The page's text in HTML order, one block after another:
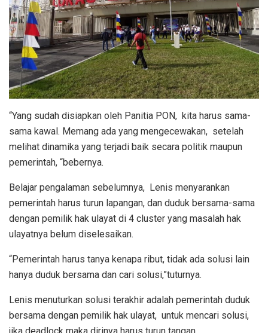
“Yang sudah disiapkan oleh Panitia PON, kita harus sama-
sama kawal. Memang ada yang mengecewakan, setelah
melihat dinamika yang terjadi baik secara politik maupun
pemerintah, “bebernya.
Belajar pengalaman sebelumnya, Lenis menyarankan
pemerintah harus turun lapangan, dan duduk bersama-sama
dengan pemilik hak ulayat di 4 cluster yang masalah hak
ulayatnya belum diselesaikan.
“Pemerintah harus tanya kenapa ribut, tidak ada solusi lain
hanya duduk bersama dan cari solusi,”tuturnya.
Lenis menuturkan solusi terakhir adalah pemerintah duduk
bersama dengan pemilik hak ulayat, untuk mencari solusi,